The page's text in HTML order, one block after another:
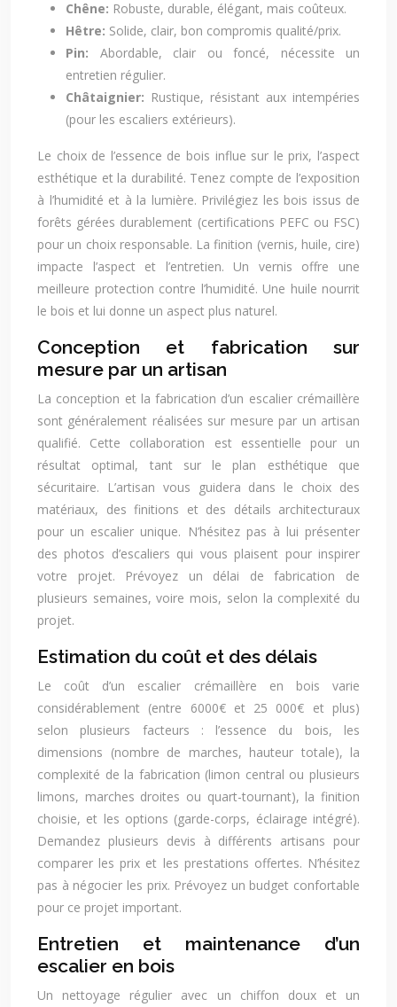
Chêne: Robuste, durable, élégant, mais coûteux.
Hêtre: Solide, clair, bon compromis qualité/prix.
Pin: Abordable, clair ou foncé, nécessite un
entretien régulier.
Châtaignier: Rustique, résistant aux intempéries
(pour les escaliers extérieurs).
Le choix de l’essence de bois influe sur le prix, l’aspect
esthétique et la durabilité. Tenez compte de l’exposition
à l’humidité et à la lumière. Privilégiez les bois issus de
forêts gérées durablement (certifications PEFC ou FSC)
pour un choix responsable. La finition (vernis, huile, cire)
impacte l’aspect et l’entretien. Un vernis offre une
meilleure protection contre l’humidité. Une huile nourrit
le bois et lui donne un aspect plus naturel.
Conception et fabrication sur
mesure par un artisan
La conception et la fabrication d’un escalier crémaillère
sont généralement réalisées sur mesure par un artisan
qualifié. Cette collaboration est essentielle pour un
résultat optimal, tant sur le plan esthétique que
sécuritaire. L’artisan vous guidera dans le choix des
matériaux, des finitions et des détails architecturaux
pour un escalier unique. N’hésitez pas à lui présenter
des photos d’escaliers qui vous plaisent pour inspirer
votre projet. Prévoyez un délai de fabrication de
plusieurs semaines, voire mois, selon la complexité du
projet.
Estimation du coût et des délais
Le coût d’un escalier crémaillère en bois varie
considérablement (entre 6000€ et 25 000€ et plus)
selon plusieurs facteurs : l’essence du bois, les
dimensions (nombre de marches, hauteur totale), la
complexité de la fabrication (limon central ou plusieurs
limons, marches droites ou quart-tournant), la finition
choisie, et les options (garde-corps, éclairage intégré).
Demandez plusieurs devis à différents artisans pour
comparer les prix et les prestations offertes. N’hésitez
pas à négocier les prix. Prévoyez un budget confortable
pour ce projet important.
Entretien et maintenance d’un
escalier en bois
Un nettoyage régulier avec un chiffon doux et un